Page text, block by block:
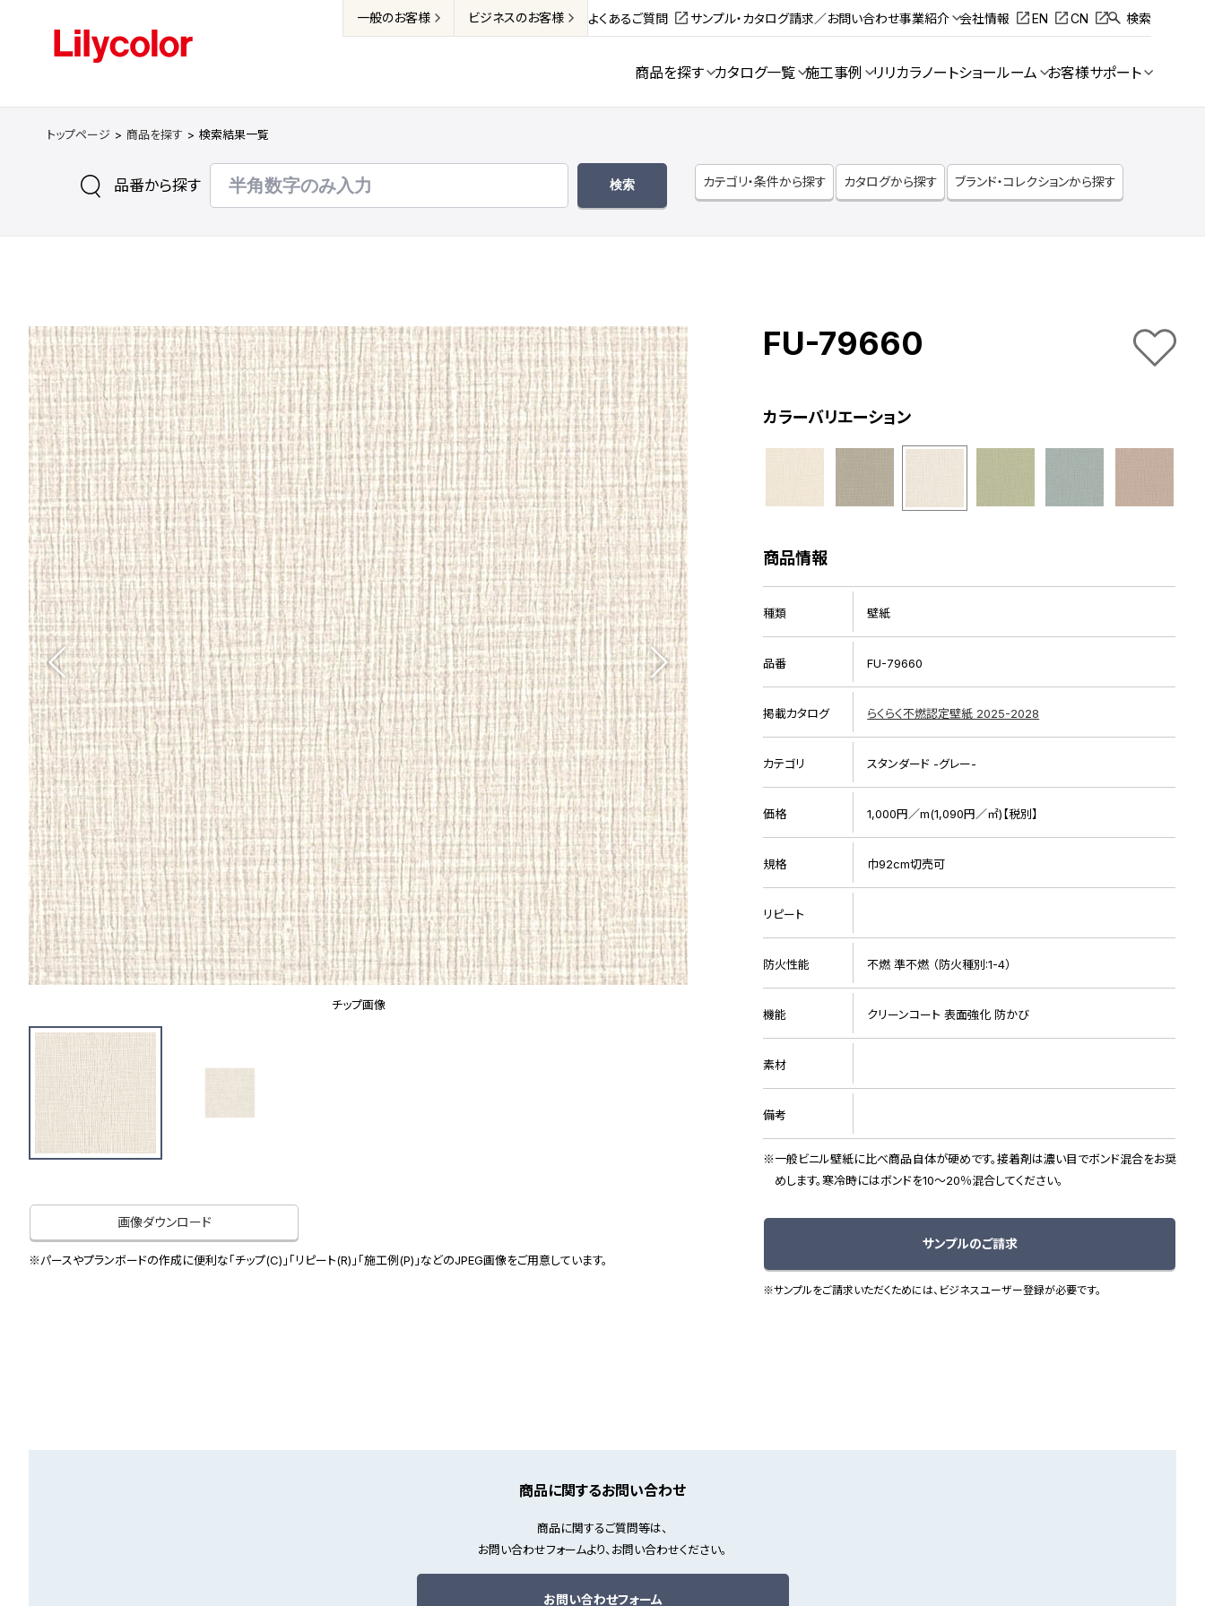
一般のお客様 ビジネスのお客様 よくあるご質問 サンプル・カタログ請求／お問い合わせ事業紹介 会社情報 EN CN 検索
商品を探す カタログ一覧 施工事例 リリカラノートショールーム お客様サポート
トップページ 商品を探す 検索結果一覧
品番から探す カテゴリ・条件から探す カタログから探す ブランド・コレクションから探す
チップ画像
画像ダウンロード
※パースやプランボードの作成に便利な「チップ(C)」「リピート(R)」「施工例(P)」などのJPEG画像をご用意しています。
FU-79660
カラーバリエーション
商品情報
種類 壁紙
品番 FU-79660
掲載カタログ らくらく不燃認定壁紙 2025-2028
カテゴリ スタンダード -グレー-
価格 1,000円／m(1,090円／㎡)【税別】
規格 巾92cm切売可
リピート
防火性能 不燃 準不燃 （防火種別:1-4）
機能 クリーンコート 表面強化 防かび
素材
備考
一般ビニル壁紙に比べ商品自体が硬めです。接着剤は濃い目でボンド混合をお奨
めします。寒冷時にはボンドを10～20％混合してください。
サンプルのご請求
※サンプルをご請求いただくためには、ビジネスユーザー登録が必要です。
商品に関するお問い合わせ
商品に関するご質問等は、
お問い合わせフォームより、お問い合わせください。
お問い合わせフォーム